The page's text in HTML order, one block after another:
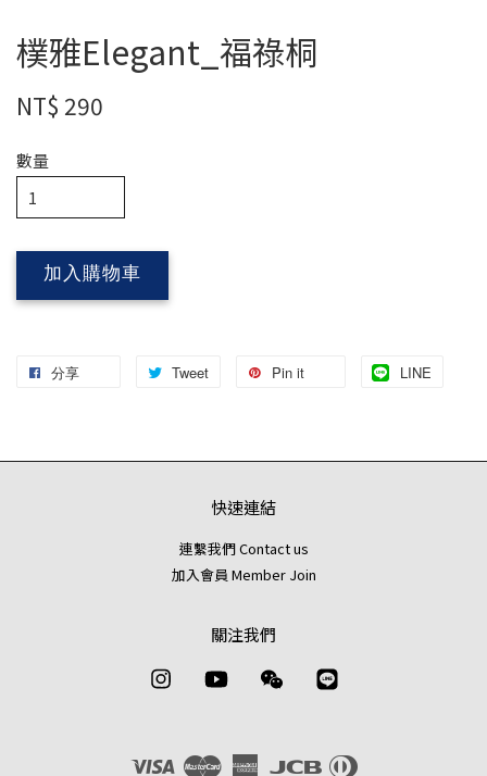
樸雅Elegant_福祿桐
NT$ 290
數量
加入購物車
分享 Tweet Pin it LINE
快速連結
連繫我們 Contact us
加入會員 Member Join
關注我們
Instagram YouTube Wechat
Visa Master
American JCB Diners